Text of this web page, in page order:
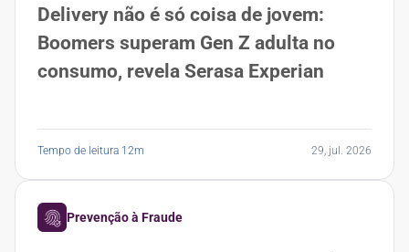
Delivery não é só coisa de jovem:
Boomers superam Gen Z adulta no
consumo, revela Serasa Experian
Tempo de leitura 12m 29, jul. 2026
Prevenção à Fraude